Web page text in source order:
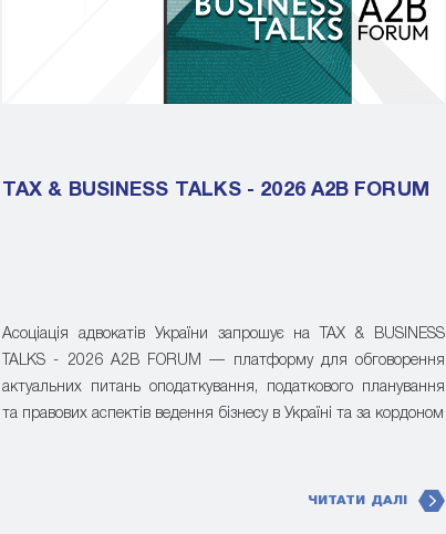
TAX & BUSINESS TALKS - 2026 A2B FORUM
Асоціація адвокатів України запрошує на TAX & BUSINESS
TALKS - 2026 A2B FORUM — платформу для обговорення
актуальних питань оподаткування, податкового планування
та правових аспектів ведення бізнесу в Україні та за кордоном
ЧИТАТИ ДАЛІ